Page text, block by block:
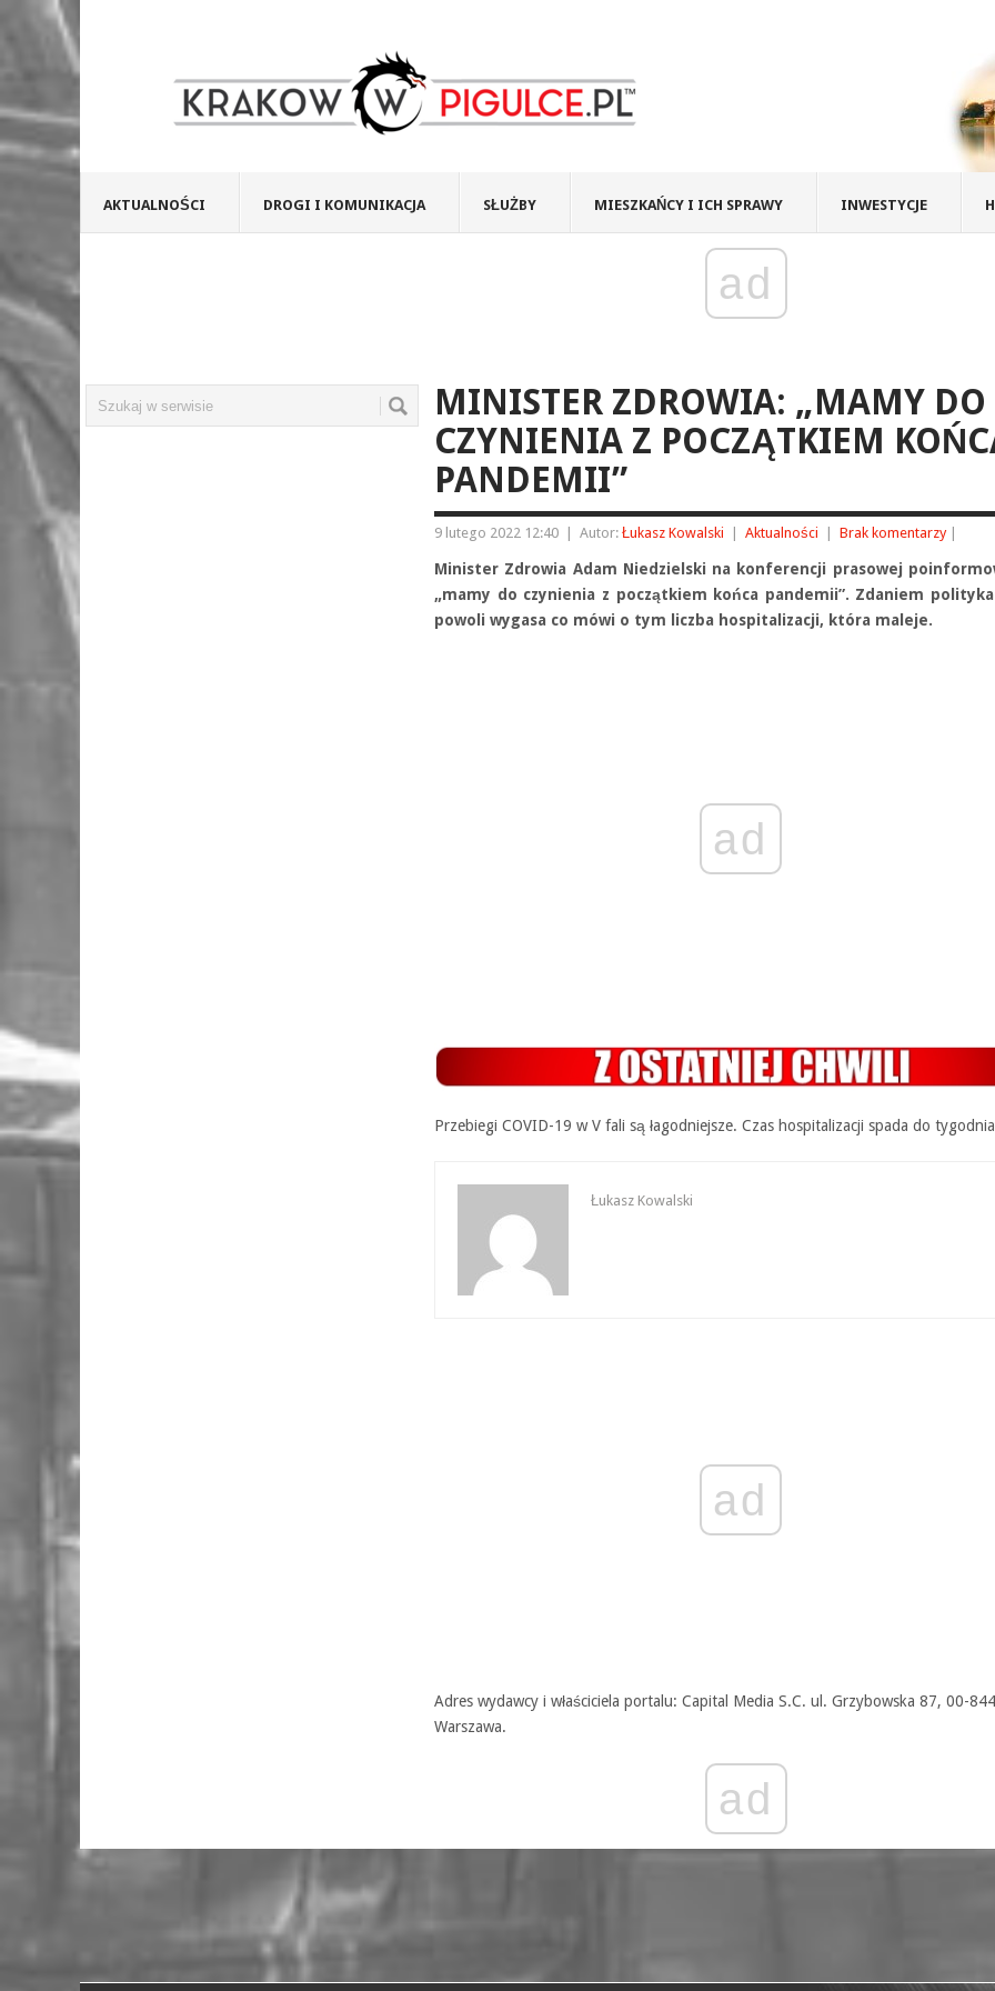
AKTUALNOŚCI DROGI I KOMUNIKACJA SŁUŻBY MIESZKAŃCY I ICH SPRAWY INWESTYCJE
ad
MINISTER ZDROWIA: „MAMY DO
CZYNIENIA Z POCZĄTKIEM
PANDEMII”
9 lutego 2022 12:40 Autor: Łukasz Kowalski Aktualności Brak komentarzy
Minister Zdrowia Adam Niedzielski na konferencji prasowej
„mamy do czynienia z początkiem końca pandemii”. Zdaniem
powoli wygasa co mówi o tym liczba hospitalizacji, która maleje.
ad
Przebiegi COVID-19 w V fali są łagodniejsze. Czas hospitalizacji spada do
Łukasz Kowalski
ad
Adres wydawcy i właściciela portalu: Capital Media S.C. ul. Grzybowska 87, 00-844
Warszawa.
ad